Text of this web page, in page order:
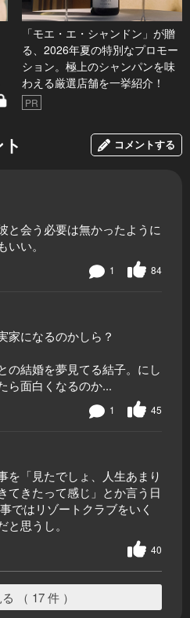
「モエ・エ・シャンドン」が贈
る、2026年夏の特別なプロモー
ション。極上のシャンパンを味
わえる厳選店舗を一挙紹介！
PR
コメントする
と会う必要は無かったように
い。
84
1
家になるのかしら？
の結婚を夢見てる結子。にし
ら面白くなるのか...
45
1
を「見たでしょ、人生あまり
てきたって感じ」とか言う日
ではリゾートクラブをいく
思うし。
40
（ 17 件 ）